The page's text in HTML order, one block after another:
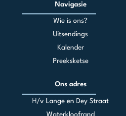
Navigasie
Wie is ons?
Uitsendings
Kalender
Preeksketse
Ons adres
H/v Lange en Dey Straat
Waterkloofrand